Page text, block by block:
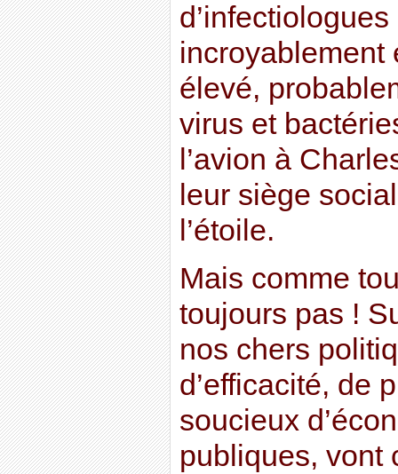
incroyablement
élevé,
virus et
l’avion à
leur siège
l’étoile.
Mais comme
toujours pas !
nos chers
d’efficacité, de
soucieux
publiques, vont